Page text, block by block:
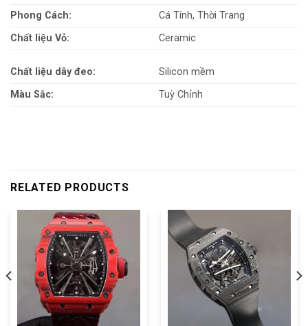
Phong Cách:
Cá Tính, Thời Trang
Chất liệu Vỏ:
Ceramic
Chất liệu dây đeo:
Silicon mềm
Màu Sắc:
Tuỳ Chỉnh
RELATED PRODUCTS